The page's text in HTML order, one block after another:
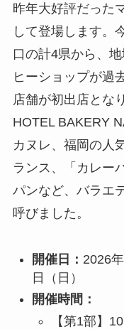
昨年大好評だった
して登場します。
口の計4県から、
ヒーショップが過
店舗が初出店とな
HOTEL BAKERY
カヌレ、福岡の人
ランス、「カレー
パンなど、バラエ
呼びました。
開催日： 2026
日（日）
開催時間：
【第1部】